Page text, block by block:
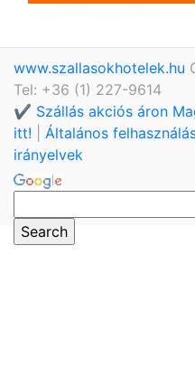
www.szallasokhotelek.hu
Tel: +36 (1) 227-9614
✔️ Szállás akciós áron
itt!
Általános
irányelvek